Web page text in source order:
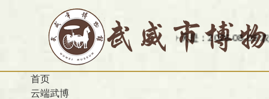
今天是：2026-08-09 农历 丙午
首页
云端武博